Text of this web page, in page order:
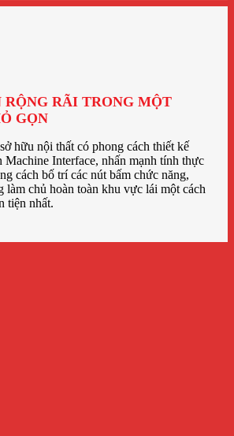
RÃI TRONG MỘT
GỌN
hữu nội thất có phong cách thiết kế
Machine Interface, nhấn mạnh tính thực
cách bố trí các nút bấm chức năng,
làm chủ hoàn toàn khu vực lái một cách
tiện nhất.